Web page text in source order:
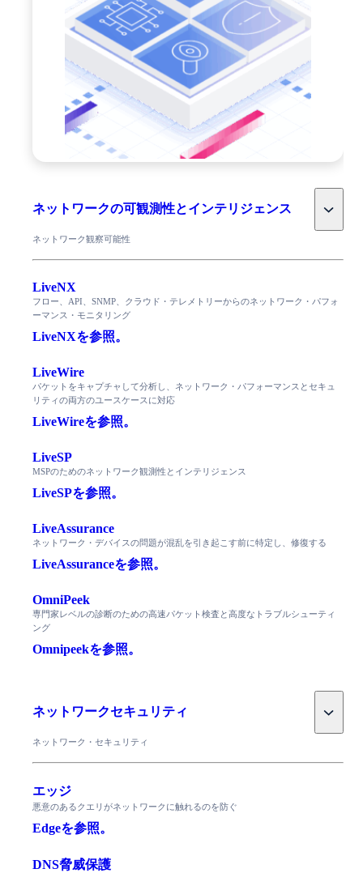
ネットワークの可観測性とインテリジェンス
ネットワーク観察可能性
LiveNX
フロー、API、SNMP、クラウド・テレメトリーからのネットワーク・パフォ
ーマンス・モニタリング
LiveNXを参照。
LiveWire
パケットをキャプチャして分析し、ネットワーク・パフォーマンスとセキュ
リティの両方のユースケースに対応
LiveWireを参照。
LiveSP
MSPのためのネットワーク観測性とインテリジェンス
LiveSPを参照。
LiveAssurance
ネットワーク・デバイスの問題が混乱を引き起こす前に特定し、修復する
LiveAssuranceを参照。
OmniPeek
専門家レベルの診断のための高速パケット検査と高度なトラブルシューティ
ング
Omnipeekを参照。
ネットワークセキュリティ
ネットワーク・セキュリティ
エッジ
悪意のあるクエリがネットワークに触れるのを防ぐ
Edgeを参照。
DNS脅威保護